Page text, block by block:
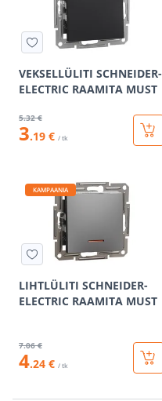
VEKSELLÜLITI SCHNEIDER-
ELECTRIC RAAMITA MUST
5.32 €
3.19 € / tk
KAMPAANIA
LIHTLÜLITI SCHNEIDER-
ELECTRIC RAAMITA MUST
7.06 €
4.24 € / tk